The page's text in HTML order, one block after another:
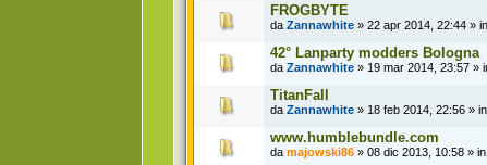
FROGBYTE
da Zannawhite » 22 apr 2014, 22:44 » in
42° Lanparty modders Bologna
da Zannawhite » 19 mar 2014, 23:57 »
TitanFall
da Zannawhite » 18 feb 2014, 22:56 » in
www.humblebundle.com
da majowski86 » 08 dic 2013, 10:58 » in